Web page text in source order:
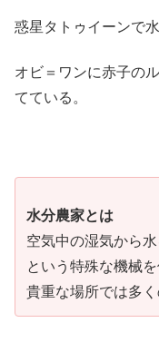
惑星タトゥイーンで
オビ＝ワンに赤子の
てている。
水分農家とは
空気中の湿気から
という特殊な機械
貴重な場所では多